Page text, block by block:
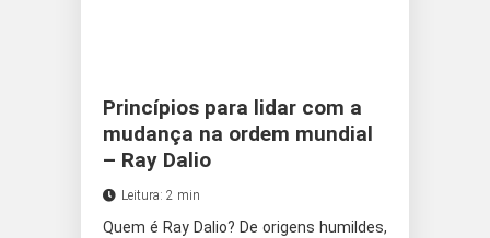
Princípios para lidar com a
mudança na ordem mundial
– Ray Dalio
Leitura: 2 min
Quem é Ray Dalio? De origens humildes,